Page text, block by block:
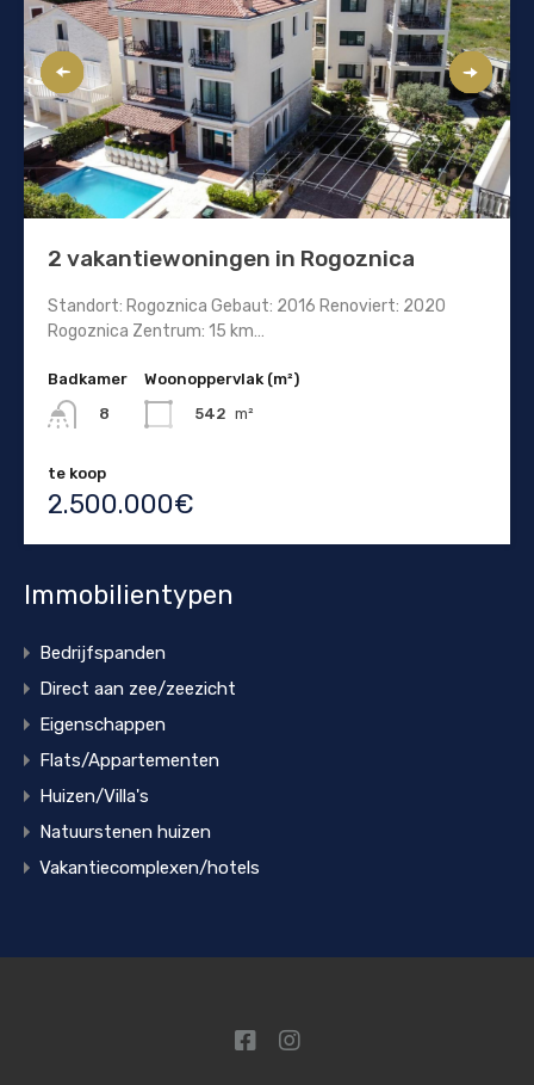
2 vakantiewoningen in Rogoznica
Standort: Rogoznica Gebaut: 2016 Renoviert: 2020
Rogoznica Zentrum: 15 km…
Badkamer
8
Woonoppervlak (m²)
542 m²
te koop
2.500.000€
Immobilientypen
Bedrijfspanden
Direct aan zee/zeezicht
Eigenschappen
Flats/Appartementen
Huizen/Villa's
Natuurstenen huizen
Vakantiecomplexen/hotels